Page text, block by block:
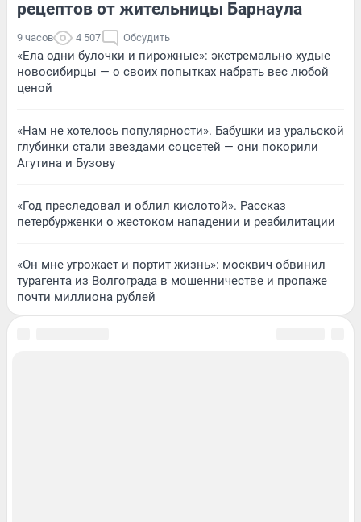
рецептов от жительницы Барнаула
9 часов 4 507 Обсудить
«Ела одни булочки и пирожные»: экстремально худые
новосибирцы — о своих попытках набрать вес любой
ценой
«Нам не хотелось популярности». Бабушки из уральской
глубинки стали звездами соцсетей — они покорили
Агутина и Бузову
«Год преследовал и облил кислотой». Рассказ
петербурженки о жестоком нападении и реабилитации
«Он мне угрожает и портит жизнь»: москвич обвинил
турагента из Волгограда в мошенничестве и пропаже
почти миллиона рублей